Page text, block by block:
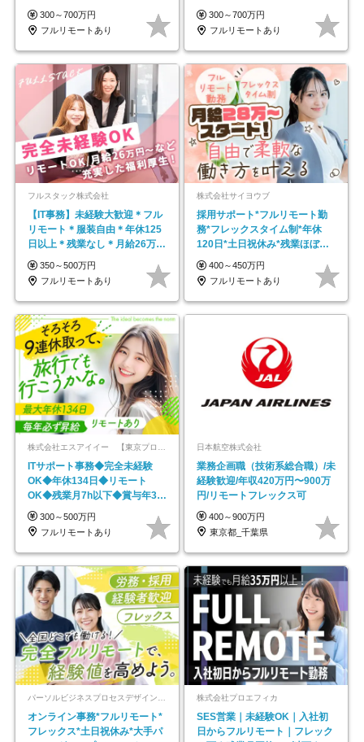
★年休最大130日★
300～700万円
フルリモートあり
#最大1年の研修
300～700万円
フルリモートあり
フルスタック株式会社
【IT事務】未経験大歓迎＊フル
リモート＊服装自由＊年休125
日以上＊残業なし＊月給26万円
以上
350～500万円
フルリモートあり
株式会社サイヨウブ
採用サポート*フルリモート勤
務*フレックスタイム制*年休
120日*土日祝休み*残業ほぼな
し*育児中社員8割以上
400～450万円
フルリモートあり
ITサポート事務◆完全未経験
OK◆年休134日◆リモート
OK◆残業月7h以下◆賞与年3回
◆5年目まで必ず昇給
300～500万円
フルリモートあり
日本航空株式会社
業務企画職（技術系総合職）/未
経験歓迎/年収420万円〜900万
円/リモートフレックス可
400～900万円
東京都_千葉県
パーソルビジネスプロセスデザイン株式会社 事業開発本部
オンライン事務*フルリモート*
フレックス*土日祝休み*大手パ
株式会社プロエフィカ
SES営業｜未経験OK｜入社初
日からフルリモート｜フレック